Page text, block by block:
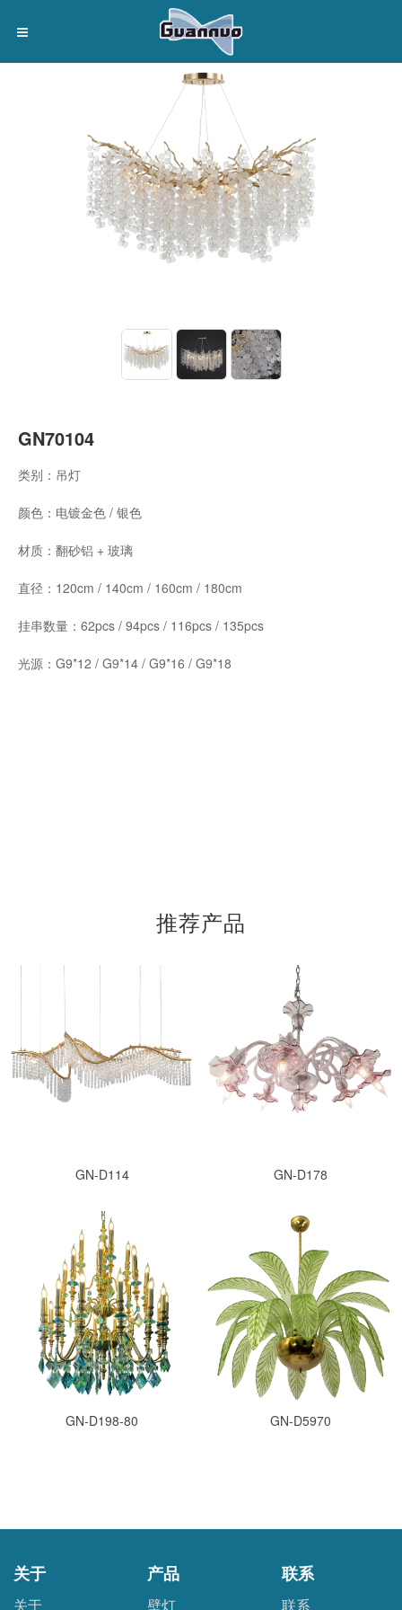
GN70104
类别：吊灯
颜色：电镀金色 / 银色
材质：翻砂铝 + 玻璃
直径：120cm / 140cm / 160cm / 180cm
挂串数量：62pcs / 94pcs / 116pcs / 135pcs
光源：G9*12 / G9*14 / G9*16 / G9*18
推荐产品
GN-D114 GN-D178
GN-D198-80 GN-D5970
关于
关于
产品
壁灯
联系
联系